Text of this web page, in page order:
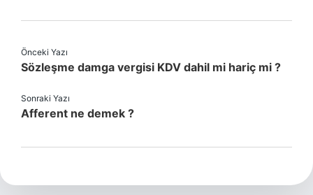
Önceki Yazı
Sözleşme damga vergisi KDV dahil mi hariç mi ?
Sonraki Yazı
Afferent ne demek ?